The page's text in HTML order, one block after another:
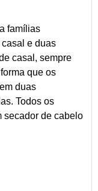
famílias
e duas
casal, sempre
que os
duas
Todos os
secador de cabelo